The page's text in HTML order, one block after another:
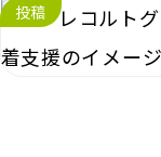
投稿